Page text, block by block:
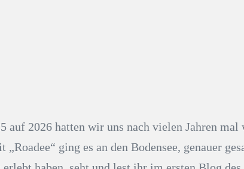
auf 2026 hatten wir uns nach vielen Jahren
ging es an den Bodensee, genauer